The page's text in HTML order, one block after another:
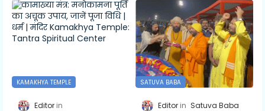
KAMAKHYA TEMPLE
Editor
SATUVA BABA
Editor Satuva Baba